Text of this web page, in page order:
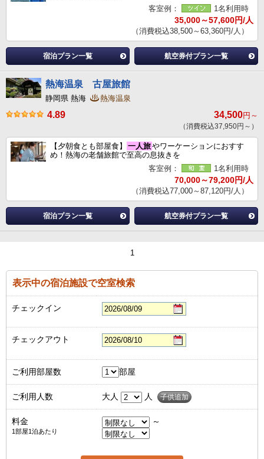
客室例：
1名利用時
35,000～57,600円/人
（消費税込38,500～63,360円/人）
宿泊プラン一覧 航空券付プラン一覧
熱海温泉 古屋旅館
静岡県 熱海 熱海温泉
4.89 34,500円～
（消費税込37,950円～）
【夕朝食とも部屋食】 一人旅やワーケーションにおすす
め！熱海の老舗旅館で至高の息抜きを
客室例：
1名利用時
70,000～79,200円/人
（消費税込77,000～87,120円/人）
宿泊プラン一覧 航空券付プラン一覧
1
表示中の宿泊施設で空室検索
チェックイン
チェックアウト
ご利用部屋数 部屋
ご利用人数 大人 人 子供追加
料金
1部屋1泊あたり
～